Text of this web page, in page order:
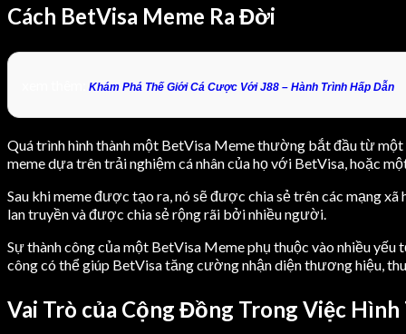
Cách BetVisa Meme Ra Đời
Khám Phá Thế Giới Cá Cược Với J88 – Hành Trình Hấp Dẫn
Quá trình hình thành một BetVisa Meme thường bắt đầu từ
meme dựa trên trải nghiệm cá nhân của họ với BetVisa, hoặc
Sau khi meme được tạo ra, nó sẽ được chia sẻ trên các mạng
lan truyền và được chia sẻ rộng rãi bởi nhiều người.
Sự thành công của một BetVisa Meme phụ thuộc vào nhiều
công có thể giúp BetVisa tăng cường nhận diện thương hiệu,
Vai Trò của Cộng Đồng Trong Việc Hình